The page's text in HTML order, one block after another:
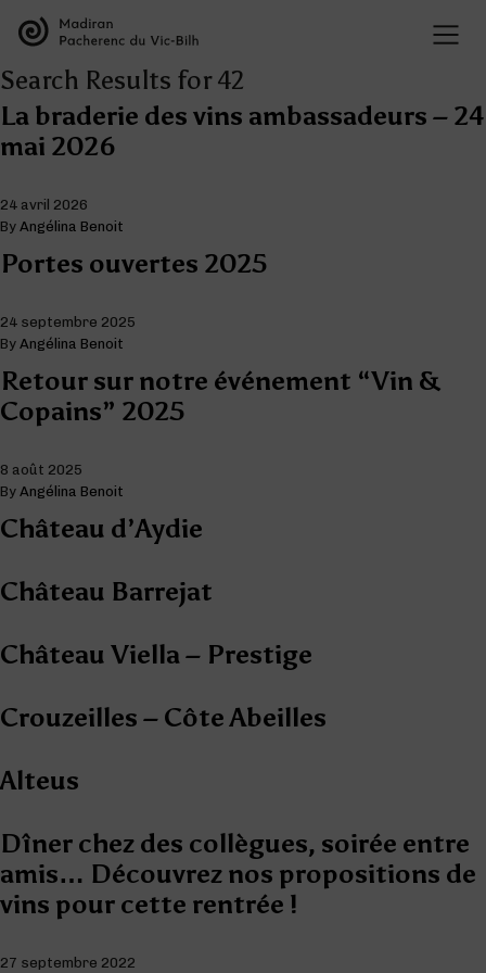
Search Results for 42
La braderie des vins ambassadeurs – 24
mai 2026
24 avril 2026
By Angélina Benoit
Portes ouvertes 2025
24 septembre 2025
By Angélina Benoit
Retour sur notre événement “Vin &
Copains” 2025
8 août 2025
By Angélina Benoit
Château d’Aydie
Château Barrejat
Château Viella – Prestige
Crouzeilles – Côte Abeilles
Alteus
Dîner chez des collègues, soirée entre
amis… Découvrez nos propositions de
vins pour cette rentrée !
27 septembre 2022